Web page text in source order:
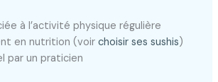
à l’activité physique régulière
en nutrition (voirchoisir ses sushis)
par un praticien